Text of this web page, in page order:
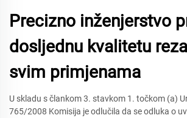
Precizno inženjerstvo
dosljednu kvalitetu
svim primjenama
U skladu s člankom 3. stavkom 1. točkom (a)
765/2008 Komisija je odlučila da se odluka o